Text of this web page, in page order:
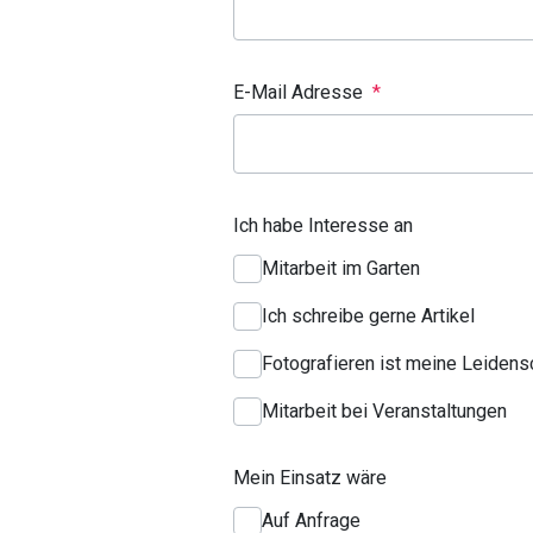
E-Mail Adresse *
Ich habe Interesse an
Mitarbeit im Garten
Ich schreibe gerne Artikel
Fotografieren ist meine
Mitarbeit bei Veranstaltungen
Mein Einsatz wäre
Auf Anfrage